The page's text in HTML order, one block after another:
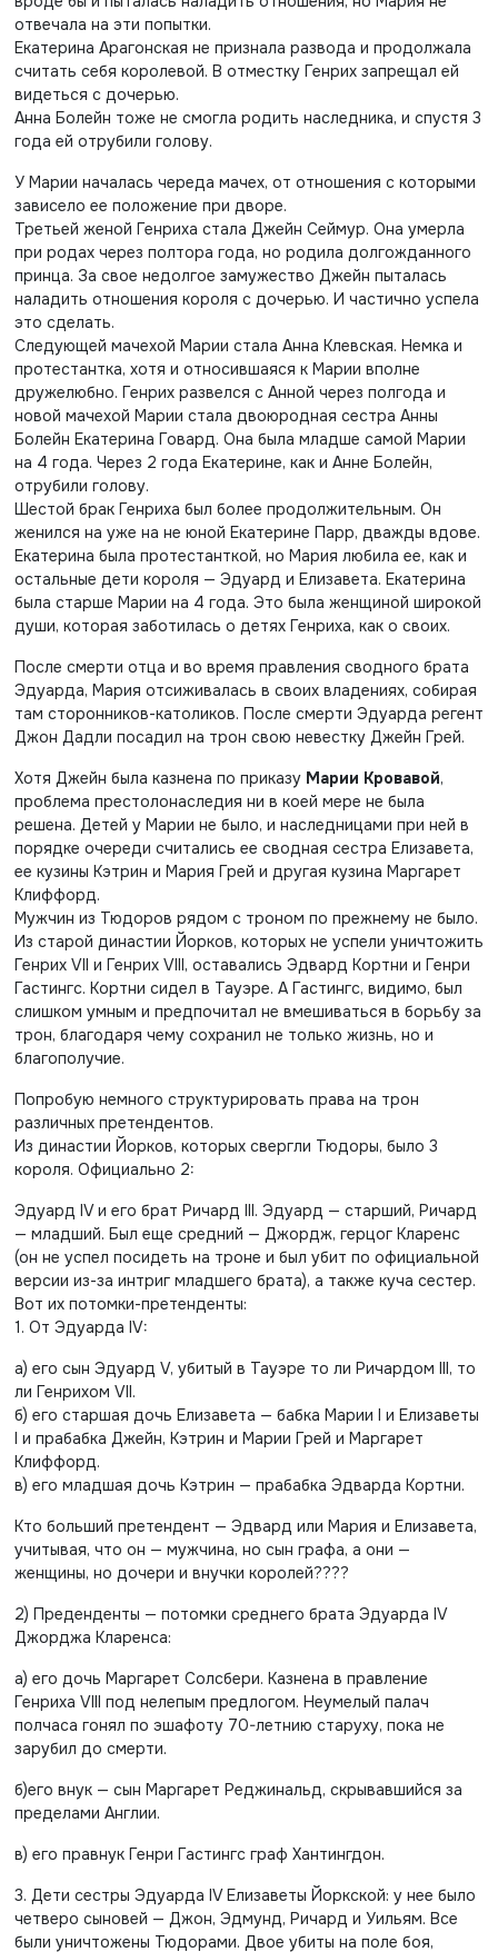
отвечала на эти попытки.
Екатерина Арагонская не признала развода и продолжала
считать себя королевой. В отместку Генрих запрещал ей
видеться с дочерью.
Анна Болейн тоже не смогла родить наследника, и спустя 3
года ей отрубили голову.
У Марии началась череда мачех, от отношения с которыми
зависело ее положение при дворе.
Третьей женой Генриха стала Джейн Сеймур. Она умерла
при родах через полтора года, но родила долгожданного
принца. За свое недолгое замужество Джейн пыталась
наладить отношения короля с дочерью. И частично успела
это сделать.
Следующей мачехой Марии стала Анна Клевская. Немка и
протестантка, хотя и относившаяся к Марии вполне
дружелюбно. Генрих развелся с Анной через полгода и
новой мачехой Марии стала двоюродная сестра Анны
Болейн Екатерина Говард. Она была младше самой Марии
на 4 года. Через 2 года Екатерине, как и Анне Болейн,
отрубили голову.
Шестой брак Генриха был более продолжительным. Он
женился на уже на не юной Екатерине Парр, дважды вдове.
Екатерина была протестанткой, но Мария любила ее, как и
остальные дети короля — Эдуард и Елизавета. Екатерина
была старше Марии на 4 года. Это была женщиной широкой
души, которая заботилась о детях Генриха, как о своих.
После смерти отца и во время правления сводного брата
Эдуарда, Мария отсиживалась в своих владениях, собирая
там сторонников-католиков. После смерти Эдуарда регент
Джон Дадли посадил на трон свою невестку Джейн Грей.
Хотя Джейн была казнена по приказу Марии Кровавой,
проблема престолонаследия ни в коей мере не была
решена. Детей у Марии не было, и наследницами при ней в
порядке очереди считались ее сводная сестра Елизавета,
ее кузины Кэтрин и Мария Грей и другая кузина Маргарет
Клиффорд.
Мужчин из Тюдоров рядом с троном по прежнему не было.
Из старой династии Йорков, которых не успели уничтожить
Генрих VII и Генрих VIII, оставались Эдвард Кортни и Генри
Гастингс. Кортни сидел в Тауэре. А Гастингс, видимо, был
слишком умным и предпочитал не вмешиваться в борьбу за
трон, благодаря чему сохранил не только жизнь, но и
благополучие.
Попробую немного структурировать права на трон
различных претендентов.
Из династии Йорков, которых свергли Тюдоры, было 3
короля. Официально 2:
Эдуард IV и его брат Ричард III. Эдуард — старший, Ричард
— младший. Был еще средний — Джордж, герцог Кларенс
(он не успел посидеть на троне и был убит по официальной
версии из-за интриг младшего брата), а также куча сестер.
Вот их потомки-претенденты:
1. От Эдуарда IV:
а) его сын Эдуард V, убитый в Тауэре то ли Ричардом III, то
ли Генрихом VII.
б) его старшая дочь Елизавета — бабка Марии I и Елизаветы
I и прабабка Джейн, Кэтрин и Марии Грей и Маргарет
Клиффорд.
в) его младшая дочь Кэтрин — прабабка Эдварда Кортни.
Кто больший претендент — Эдвард или Мария и Елизавета,
учитывая, что он — мужчина, но сын графа, а они —
женщины, но дочери и внучки королей????
2) Преденденты — потомки среднего брата Эдуарда IV
Джорджа Кларенса:
а) его дочь Маргарет Солсбери. Казнена в правление
Генриха VIII под нелепым предлогом. Неумелый палач
полчаса гонял по эшафоту 70-летнию старуху, пока не
зарубил до смерти.
б)его внук — сын Маргарет Реджинальд, скрывавшийся за
пределами Англии.
в) его правнук Генри Гастингс граф Хантингдон.
3. Дети сестры Эдуарда IV Елизаветы Йоркской: у нее было
четверо сыновей — Джон, Эдмунд, Ричард и Уильям. Все
были уничтожены Тюдорами. Двое убиты на поле боя,